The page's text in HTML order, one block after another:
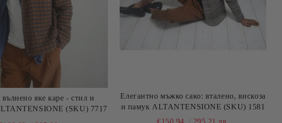
яке каре - стил и
(SKU) 7717
Елегантно мъжко сако: вталено, вискоза
и памук ALTANTENSIONE (SKU) 1581